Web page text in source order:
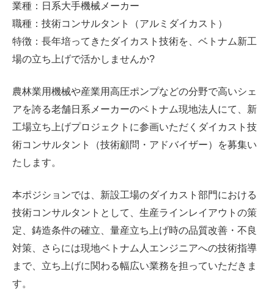
業種：日系大手機械メーカー
職種：技術コンサルタント（アルミダイカスト）
特徴：長年培ってきたダイカスト技術を、ベトナム新工
場の立ち上げで活かしませんか?
農林業用機械や産業用高圧ポンプなどの分野で高いシェ
アを誇る老舗日系メーカーのベトナム現地法人にて、新
工場立ち上げプロジェクトに参画いただくダイカスト技
術コンサルタント（技術顧問・アドバイザー）を募集い
たします。
本ポジションでは、新設工場のダイカスト部門における
技術コンサルタントとして、生産ラインレイアウトの策
定、鋳造条件の確立、量産立ち上げ時の品質改善・不良
対策、さらには現地ベトナム人エンジニアへの技術指導
まで、立ち上げに関わる幅広い業務を担っていただきま
す。